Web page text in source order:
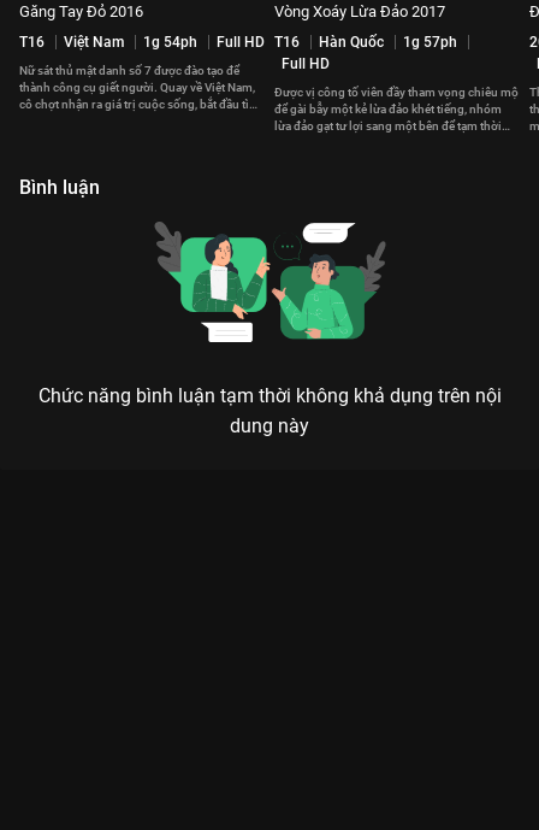
Găng Tay Đỏ 2016
T16 Việt Nam 1g 54ph Full HD
Nữ sát thủ mật danh số 7 được đào tạo để
thành công cụ giết người. Quay về Việt Nam,
cô chợt nhận ra giá trị cuộc sống, bắt đầu tìm
Vòng Xoáy Lừa Đảo 2017
T16 Hàn Quốc
1g 57ph
Full HD
Được vị công tố viên đầy tham vọng chiêu mộ
để gài bẫy một kẻ lừa đảo khét tiếng, nhóm
lừa đảo gạt tư lợi sang một bên để tạm thời
Bình luận
Chức năng bình luận tạm thời không khả dụng trên nội
dung này